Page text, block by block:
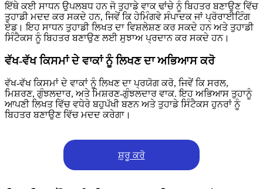
ਇੱਥੇ ਕਈ ਸਾਧਨ ਉਪਲਬਧ ਹਨ ਜੋ ਤੁਹਾਡੇ ਵਾਕ ਢਾਂਚੇ ਨੂੰ ਬਿਹਤਰ ਬਣਾਉਣ ਵਿੱਚ
ਤੁਹਾਡੀ ਮਦਦ ਕਰ ਸਕਦੇ ਹਨ, ਜਿਵੇਂ ਕਿ ਹੇਮਿੰਗਵੇ ਸੰਪਾਦਕ ਜਾਂ ਪ੍ਰੋਰਾਈਟਿੰਗ
ਏਡ। ਇਹ ਸਾਧਨ ਤੁਹਾਡੀ ਲਿਖਤ ਦਾ ਵਿਸ਼ਲੇਸ਼ਣ ਕਰ ਸਕਦੇ ਹਨ ਅਤੇ ਤੁਹਾਡੀ
ਸਿੰਟੈਕਸ ਨੂੰ ਬਿਹਤਰ ਬਣਾਉਣ ਲਈ ਸੁਝਾਅ ਪ੍ਰਦਾਨ ਕਰ ਸਕਦੇ ਹਨ।
ਵੱਖ-ਵੱਖ ਕਿਸਮਾਂ ਦੇ ਵਾਕਾਂ ਨੂੰ ਲਿਖਣ ਦਾ ਅਭਿਆਸ ਕਰੋ
ਵੱਖ-ਵੱਖ ਕਿਸਮਾਂ ਦੇ ਵਾਕਾਂ ਨੂੰ ਲਿਖਣ ਦਾ ਪ੍ਰਯੋਗ ਕਰੋ, ਜਿਵੇਂ ਕਿ ਸਰਲ,
ਮਿਸ਼ਰਣ, ਗੁੰਝਲਦਾਰ, ਅਤੇ ਮਿਸ਼ਰਣ-ਗੁੰਝਲਦਾਰ ਵਾਕ. ਇਹ ਅਭਿਆਸ ਤੁਹਾਨੂੰ
ਆਪਣੀ ਲਿਖਤ ਵਿੱਚ ਵਧੇਰੇ ਬਹੁਪੱਖੀ ਬਣਨ ਅਤੇ ਤੁਹਾਡੇ ਸਿੰਟੈਕਸ ਹੁਨਰਾਂ ਨੂੰ
ਬਿਹਤਰ ਬਣਾਉਣ ਵਿੱਚ ਮਦਦ ਕਰੇਗਾ।
ਸ਼ੁਰੂ ਕਰੋ